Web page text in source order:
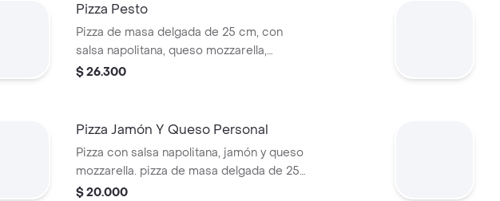
Pizza Pesto
Pizza de masa delgada de 25 cm, con
salsa napolitana, queso mozzarella,
burrata, pesto, almendras fileteadas y
$ 26.300
Pizza Jamón Y Queso Personal
Pizza con salsa napolitana, jamón y queso
mozzarella. pizza de masa delgada de 25
cm
$ 20.000